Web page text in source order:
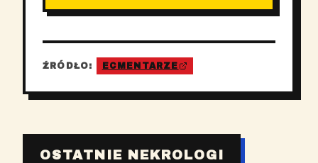
ŹRÓDŁO: ECMENTARZE
OSTATNIE NEKROLOGI